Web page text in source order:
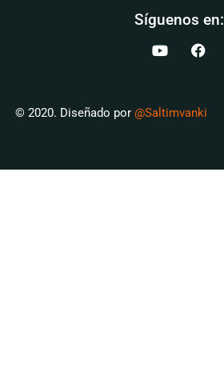
© 2020. Diseñado por @Saltimvanki
Síguenos en: